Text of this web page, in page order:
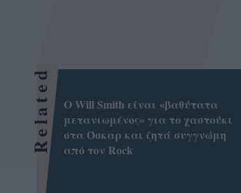
Related
Ο Will Smith είναι «βαθύτατα
μετανιωμένος» για το χαστούκι
στα Όσκαρ και ζητά συγγνώμη
από τον Rock